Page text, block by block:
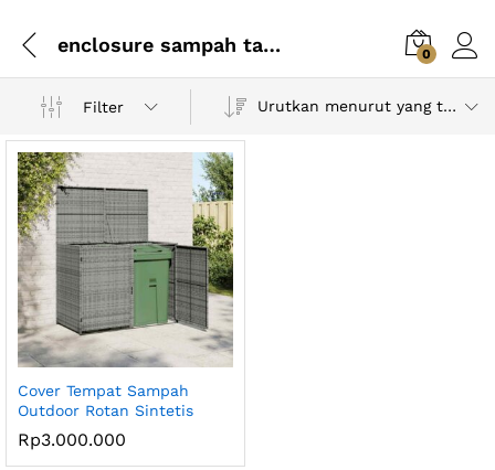
enclosure sampah taman 0
Filter Urutkan menurut yang terbaru
Cover Tempat Sampah
Outdoor Rotan Sintetis
Rp3.000.000